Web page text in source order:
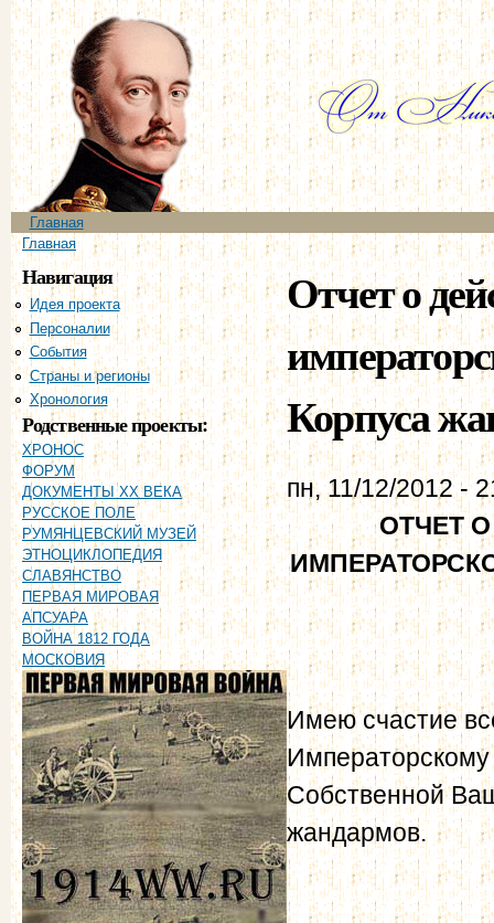
Главное меню
Главная
Вы здесь
Главная
Навигация
Идея проекта
Персоналии
События
Страны и регионы
Хронология
Родственные проекты:
ХРОНОС
ФОРУМ
ДОКУМЕНТЫ XX ВЕКА
РУССКОЕ ПОЛЕ
РУМЯНЦЕВСКИЙ МУЗЕЙ
ЭТНОЦИКЛОПЕДИЯ
СЛАВЯНСТВО
ПЕРВАЯ МИРОВАЯ
АПСУАРА
ВОЙНА 1812 ГОДА
МОСКОВИЯ
Отчет о
Корпуса
пн, 11/12/2012 -
ОТЧЕТ
Имею счастие
Императорскому
Собственной
жандармов.